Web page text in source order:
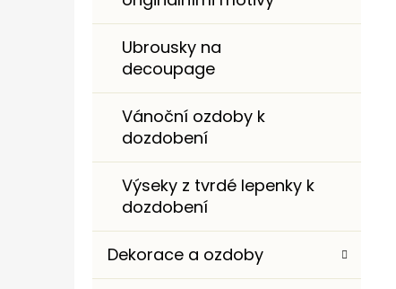
Ubrousky na
decoupage
Vánoční ozdoby k
dozdobení
Výseky z tvrdé lepenky k
dozdobení
Dekorace a ozdoby